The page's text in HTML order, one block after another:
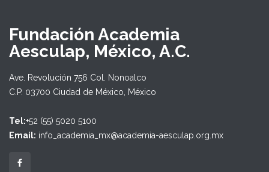
Fundación Academia
Aesculap, México, A.C.
Ave. Revolución 756 Col. Nonoalco
C.P. 03700 Ciudad de México, México
Tel:+52 (55) 5020 5100
Email: info_academia_mx@academia-aesculap.org.mx